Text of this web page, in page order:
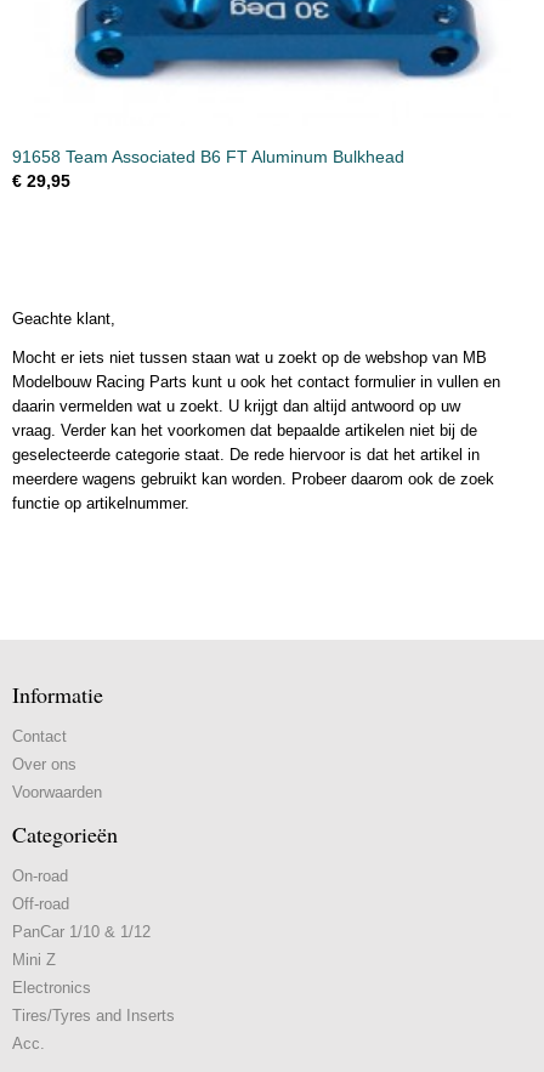
91658 Team Associated B6 FT Aluminum Bulkhead
€ 29,95
Geachte klant,
Mocht er iets niet tussen staan wat u zoekt op de webshop van MB
Modelbouw Racing Parts kunt u ook het contact formulier in vullen en
daarin vermelden wat u zoekt. U krijgt dan altijd antwoord op uw
vraag. Verder kan het voorkomen dat bepaalde artikelen niet bij de
geselecteerde categorie staat. De rede hiervoor is dat het artikel in
meerdere wagens gebruikt kan worden. Probeer daarom ook de zoek
functie op artikelnummer.
Informatie
Contact
Over ons
Voorwaarden
Categorieën
On-road
Off-road
PanCar 1/10 & 1/12
Mini Z
Electronics
Tires/Tyres and Inserts
Acc.